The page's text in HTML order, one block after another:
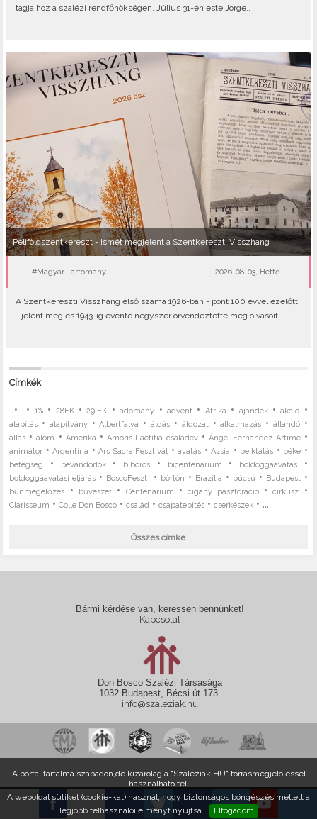
A weboldal sütiket (cookie-kat) használ, hogy biztonságos böngészés mellett a
legjobb felhasználói élményt nyújtsa.
Elfogadom
tagjaihoz a szalézi rendfőnökségen. Július 31-én este Jorge..
Péliföldszentkereszt - Ismét megjelent a Szentkereszti Visszhang
#Magyar Tartomány 2026-08-03, Hétfő
A Szentkereszti Visszhang első száma 1926-ban - pont 100 évvel ezelőtt
- jelent meg és 1943-ig évente négyszer örvendeztette meg olvasóit..
Címkék
• • 1%• 28EK•29.EK •adomány •advent • Afrika • ajándék•akció •
alapítás • alapítvány•Albertfalva •áldás • áldozat•alkalmazás • állandó•
állás •álom • Amerika • Amoris Laetitia-családév •Ángel Fernández Artime•
animátor •Argentína •Ars Sacra Fesztivál •avatás •Ázsia • beiktatás • béke •
betegség • bevándorlók• bíboros • bicentenárium • boldoggáavatás•
boldoggáavatási eljárás • BoscoFeszt • börtön • Brazília • búcsú • Budapest•
bűnmegelőzés • bűvészet• Centenárium •cigány pasztoráció•cirkusz •
Clarisseum •Colle Don Bosco •család •csapatépítés •cserkészek • ...
Összes címke
Bármi kérdése van, keressen bennünket!
Kapcsolat
Don Bosco Szalézi Társasága
1032 Budapest, Bécsi út 173.
info@szaleziak.hu
A portál tartalma szabadon,de kizárólag a "Szaléziak.HU" forrásmegjelöléssel
használható fel!